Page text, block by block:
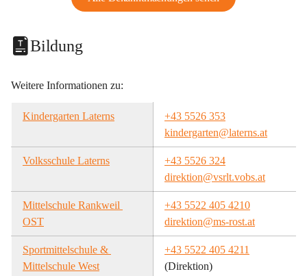
Bildung
Weitere Informationen zu:
Kindergarten Laterns
+43 5526 353
kindergarten@laterns.at
Volksschule Laterns
+43 5526 324
direktion@vsrlt.vobs.at
Mittelschule Rankweil
OST
+43 5522 405 4210
direktion@ms-rost.at
Sportmittelschule &
Mittelschule West
+43 5522 405 4211
(Direktion)